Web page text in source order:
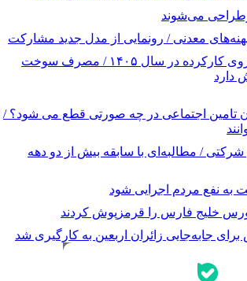
می‌شوند
معدنی / رونمایی از مدل جدید مشارکت
واردات ۲۵ هزار خودروی کارکرده در سال ۱۴۰۵ / مصرف سوخت
دارد
تامین اجتماعی در چه صورتی قطع می شود؟ /
شرکتی / مطالبه‌ای با سابقه بیش از دو دهه
به نفع مردم اجرایی شود
خلیج فارس را قرمزپوش کردند